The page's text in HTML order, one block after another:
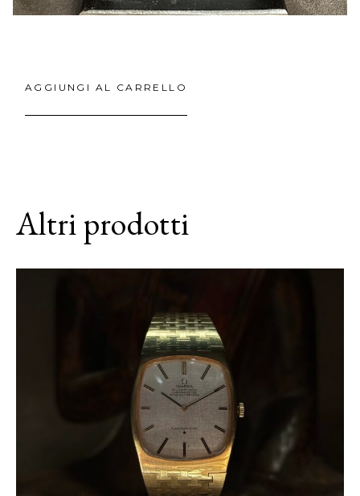
AGGIUNGI AL CARRELLO
Altri prodotti